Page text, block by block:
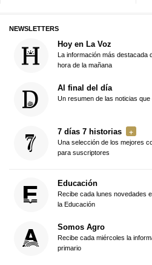
NEWSLETTERS
Hoy en La Voz
La información más destacada
hora de la mañana
Al final del día
Un resumen de las noticias
7 días 7 historias
Una selección de los mejores
para suscriptores
Educación
Recibe cada lunes novedades
la Educación
Somos Agro
Recibe cada miércoles la
primario